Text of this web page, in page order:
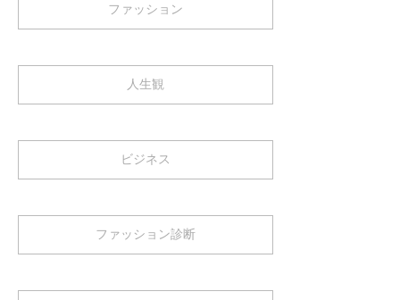
ファッション
人生観
ビジネス
ファッション診断